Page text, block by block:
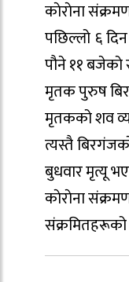
काेराेना
पछिल्लो ६
पौने ११
मृतक पुरुष
मृतकको शव
त्यस्तै
बुधवार मृत्यू
काेराेना